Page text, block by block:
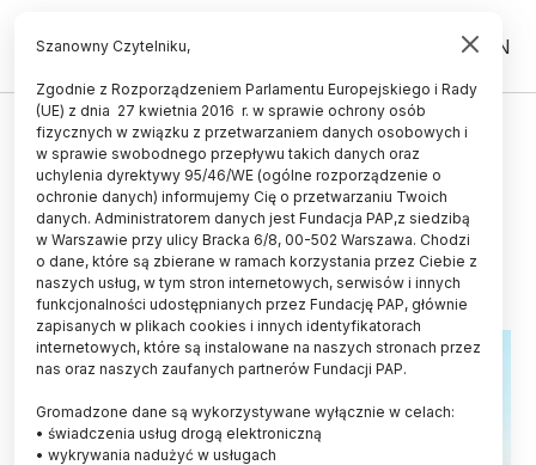
PL EN
ŻYCIE
Leczenie krów ich komórkami
macierzystymi
16.06.2023
aktualizacja: 16.06.2023
2 minuty czytania
Szanowny Czytelniku,
Zgodnie z Rozporządzeniem Parlamentu Europejskiego i Rady
(UE) z dnia 27 kwietnia 2016 r. w sprawie ochrony osób
fizycznych w związku z przetwarzaniem danych osobowych i
w sprawie swobodnego przepływu takich danych oraz
uchylenia dyrektywy 95/46/WE (ogólne rozporządzenie o
ochronie danych) informujemy Cię o przetwarzaniu Twoich
danych. Administratorem danych jest Fundacja PAP,z siedzibą
w Warszawie przy ulicy Bracka 6/8, 00-502 Warszawa. Chodzi
o dane, które są zbierane w ramach korzystania przez Ciebie z
naszych usług, w tym stron internetowych, serwisów i innych
funkcjonalności udostępnianych przez Fundację PAP, głównie
zapisanych w plikach cookies i innych identyfikatorach
internetowych, które są instalowane na naszych stronach przez
nas oraz naszych zaufanych partnerów Fundacji PAP.
Gromadzone dane są wykorzystywane wyłącznie w celach:
• świadczenia usług drogą elektroniczną
• wykrywania nadużyć w usługach